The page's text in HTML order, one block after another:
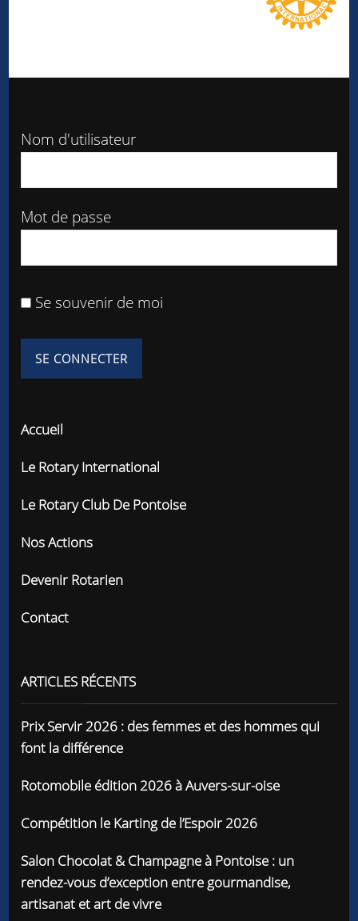
Nom d'utilisateur
Mot de passe
Se souvenir de moi
Accueil
Le Rotary International
Le Rotary Club De Pontoise
Nos Actions
Devenir Rotarien
Contact
ARTICLES RÉCENTS
Prix Servir 2026 : des femmes et des hommes qui
font la différence
Rotomobile édition 2026 à Auvers-sur-oise
Compétition le Karting de l’Espoir 2026
Salon Chocolat & Champagne à Pontoise : un
rendez-vous d’exception entre gourmandise,
artisanat et art de vivre